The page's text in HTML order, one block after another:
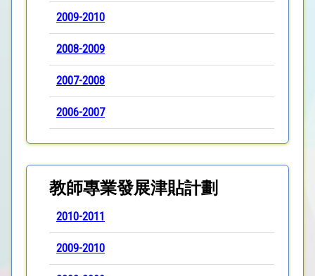
2009-2010
2008-2009
2007-2008
2006-2007
教師專業發展津貼計劃
2010-2011
2009-2010